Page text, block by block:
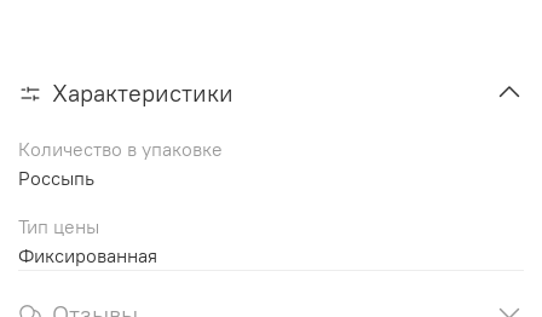
Характеристики
Количество в упаковке
Россыпь
Тип цены
Фиксированная